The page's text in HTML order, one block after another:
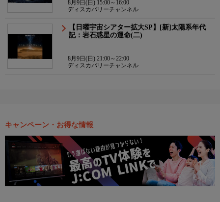
8月9日(日) 15:00～16:00
ディスカバリーチャンネル
【日曜宇宙シアター拡大SP】[新]太陽系年代
記：岩石惑星の運命(二)
8月9日(日) 21:00～22:00
ディスカバリーチャンネル
キャンペーン・お得な情報